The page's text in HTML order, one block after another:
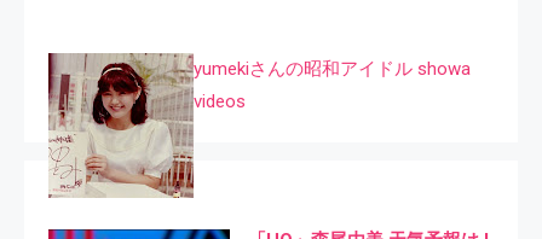
yumekiさんの昭和アイドル showa
videos